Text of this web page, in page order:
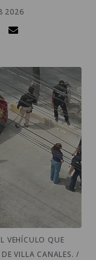
2026
VEHÍCULO QUE
VILLA CANALES. /